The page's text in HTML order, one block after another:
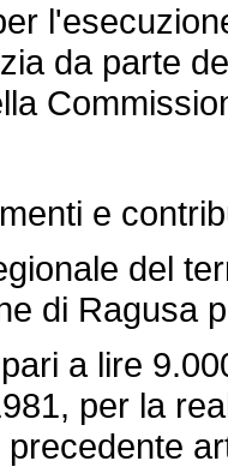
da parte
e
del
di Ragusa
a lire
per la